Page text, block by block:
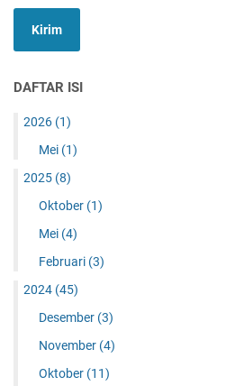
DAFTAR ISI
2026 (1)
Mei (1)
2025 (8)
Oktober (1)
Mei (4)
Februari (3)
2024 (45)
Desember (3)
November (4)
Oktober (11)